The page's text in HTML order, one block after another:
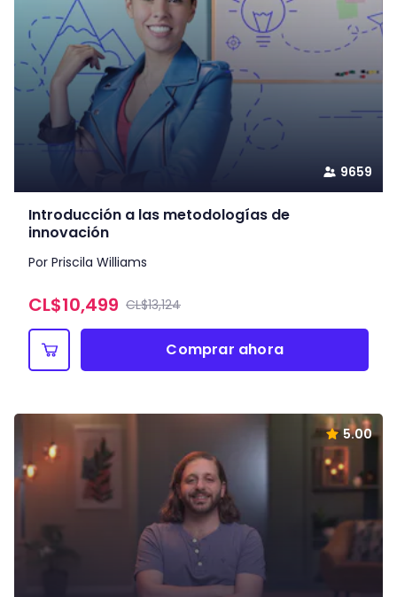
9659
Introducción a las metodologías de
innovación
Por Priscila Williams
CL$10,499 CL$13,124
Comprar ahora
5.00